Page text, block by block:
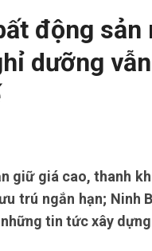
động sản
dưỡng
giữ giá cao, thanh
trú ngắn hạn; Ninh
tin tức xây